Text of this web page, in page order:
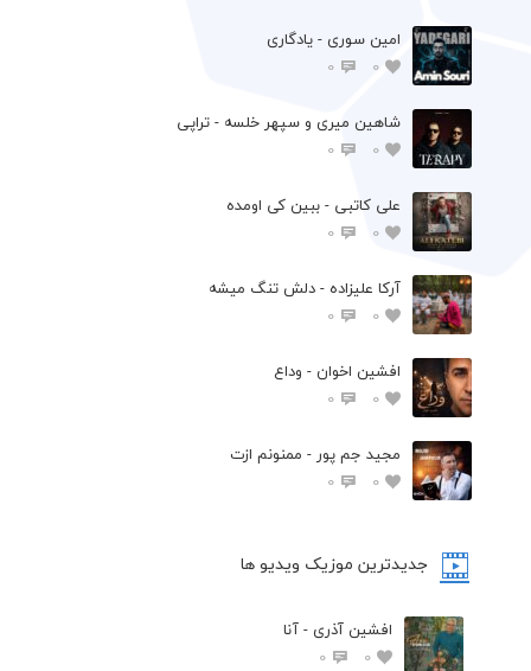
امین سوری - یادگاری
0
0
شاهین میری و سپهر خلسه - تراپی
0
0
علی کاتبی - ببین کی اومده
0
0
آرکا علیزاده - دلش تنگ میشه
0
0
افشين اخوان - وداع
0
0
مجید جم پور - ممنونم ازت
0
0
جدیدترین موزیک ویدیو ها
افشین آذری - آنا
0
0